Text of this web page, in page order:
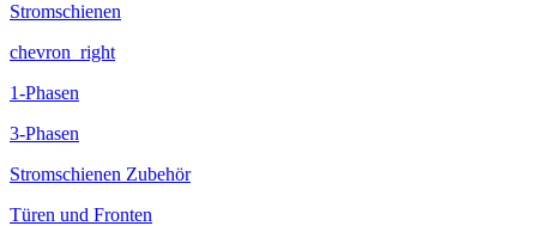
Stromschienen
chevron_right
1-Phasen
3-Phasen
Stromschienen Zubehör
Türen und Fronten